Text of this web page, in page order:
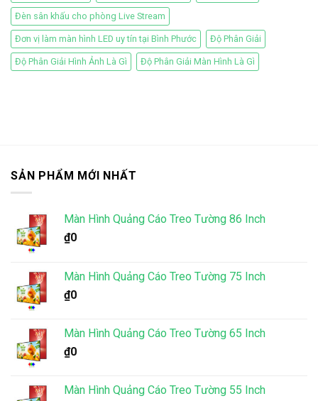
Đèn sân khấu cho phòng Live Stream
Đơn vị làm màn hình LED uy tín tại Bình Phước Độ Phân Giải
Độ Phân Giải Hình Ảnh Là Gì Độ Phân Giải Màn Hình Là Gì
SẢN PHẨM MỚI NHẤT
Màn Hình Quảng Cáo Treo Tường 86 Inch
₫0
Màn Hình Quảng Cáo Treo Tường 75 Inch
₫0
Màn Hình Quảng Cáo Treo Tường 65 Inch
₫0
Màn Hình Quảng Cáo Treo Tường 55 Inch